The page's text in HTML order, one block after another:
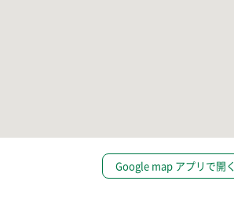
Google map アプリで開く